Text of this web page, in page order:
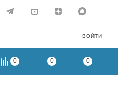
ВОЙТИ
0 0 0